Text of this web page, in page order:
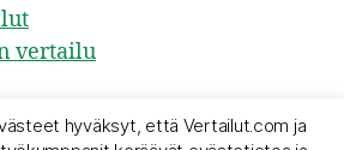
vertailu
hyväksyt, että Vertailut.com ja